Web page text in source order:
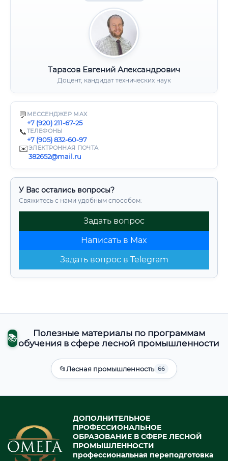
Тарасов Евгений Александрович
Доцент, кандидат технических наук
💬 МЕССЕНДЖЕР MAX
+7 (920) 211-67-25
📞ТЕЛЕФОНЫ
+7 (905) 832-60-97
✉️ЭЛЕКТРОННАЯ ПОЧТА
382652@mail.ru
У Вас остались вопросы?
Свяжитесь с нами удобным способом:
Задать вопрос
Написать в Max
Задать вопрос в Telegram
📚
Полезные материалы по программам
обучения в сфере лесной промышленности
📂Лесная промышленность 66
ДОПОЛНИТЕЛЬНОЕ
ПРОФЕССИОНАЛЬНОЕ
ОБРАЗОВАНИЕ В СФЕРЕ ЛЕСНОЙ
ПРОМЫШЛЕННОСТИ
профессиональная переподготовка